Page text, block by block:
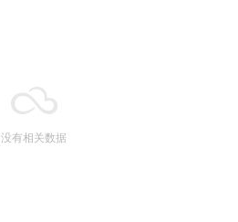
没有相关数据